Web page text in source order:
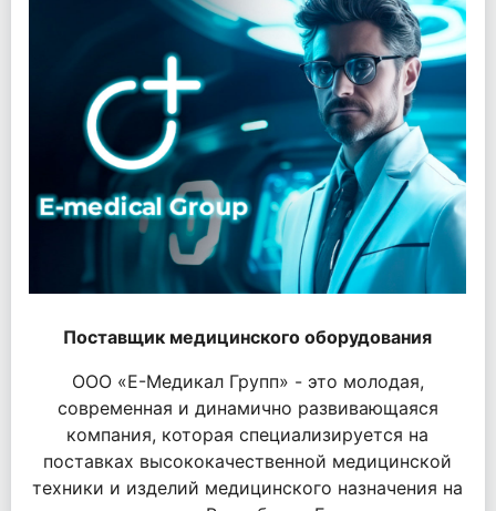
Поставщик медицинского оборудования
ООО «Е-Медикал Групп» - это молодая,
современная и динамично развивающаяся
компания, которая специализируется на
поставках высококачественной медицинской
техники и изделий медицинского назначения на